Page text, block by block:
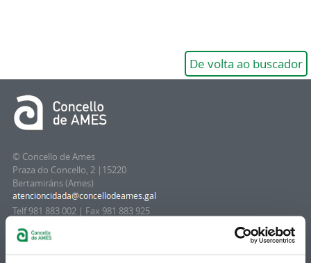
De volta ao buscador
© Concello de Ames
Praza do Concello, 2 |15220
Bertamiráns (Ames)
Telf 981 883 002 | Fax 981 883 925
Suscripción boletines